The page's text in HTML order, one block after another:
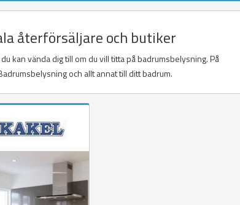
återförsäljare och butiker
kan vända dig till om du vill titta på badrumsbelysning. På
och allt annat till ditt badrum.